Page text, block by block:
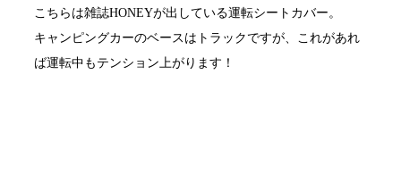
こちらは雑誌HONEYが出している運転シートカバー。
キャンピングカーのベースはトラックですが、これがあれ
ば運転中もテンション上がります！